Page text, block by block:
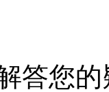
答您